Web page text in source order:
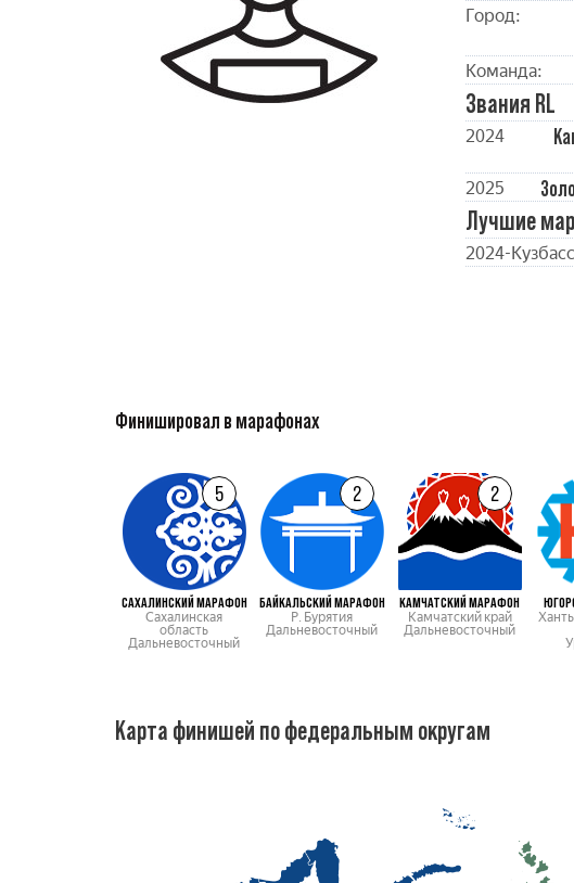
Город:
Команда:
Звания RL
2024
2025
Лучшие
2024-
Финишировал в марафонах
5
САХАЛИНСКИЙ МАРАФОН
Сахалинская
область
Дальневосточный
2
БАЙКАЛЬСКИЙ МАРАФОН
Р. Бурятия
Дальневосточный
2
КАМЧАТСКИЙ МАРАФОН
Камчатский край
Дальневосточный
Карта финишей по федеральным округам